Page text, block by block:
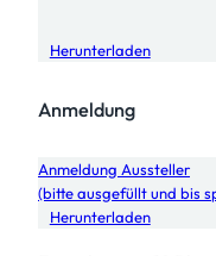
Herunterladen
Anmeldung
Anmeldung Aussteller
(bitte ausgefüllt und bis
Herunterladen